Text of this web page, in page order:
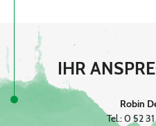
IHR
Robin
Tel.: 0 52